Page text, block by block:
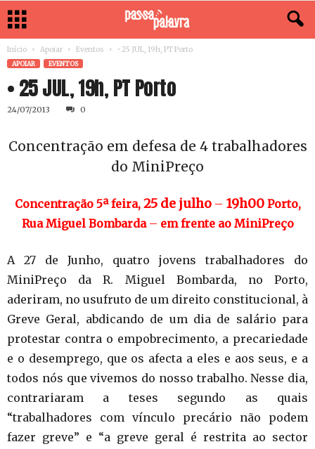
Início Apoiar Eventos • 25 JUL, 19h, PT Porto
APOIAR EVENTOS
• 25 JUL, 19h, PT Porto
24/07/2013 0
Concentração em defesa de 4 trabalhadores
do MiniPreço
Concentração 5ª feira, 25 de julho – 19h00 Porto,
Rua Miguel Bombarda – emfrente ao MiniPreço
A 27 de Junho, quatro jovens trabalhadores do
MiniPreço da R. Miguel Bombarda, no Porto,
aderiram, no usufruto de um direito constitucional, à
Greve Geral, abdicando de um dia de salário para
protestar contra o empobrecimento, a precariedade
e o desemprego, que os afecta a eles e aos seus, e a
todos nós que vivemos do nosso trabalho. Nesse dia,
contrariaram a teses segundo as quais
“trabalhadores com vínculo precário não podem
fazer greve” e “a greve geral é restrita ao sector